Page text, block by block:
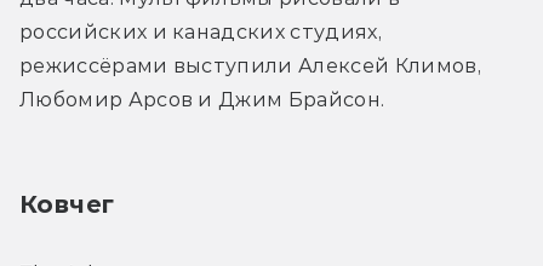
российских и канадских студиях,
режиссёрами выступили Алексей Климов,
Любомир Арсов и Джим Брайсон.
Ковчег